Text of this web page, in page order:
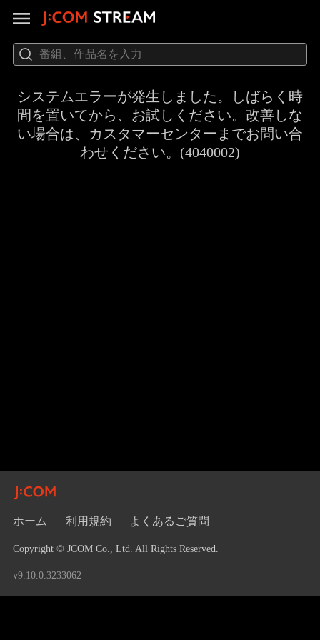
システムエラーが発生しました。しばらく時
間を置いてから、お試しください。改善しな
い場合は、カスタマーセンターまでお問い合
わせください。(4040002)
ホーム 利用規約 よくあるご質問
Copyright © JCOM Co., Ltd. All Rights Reserved.
v9.10.0.3233062